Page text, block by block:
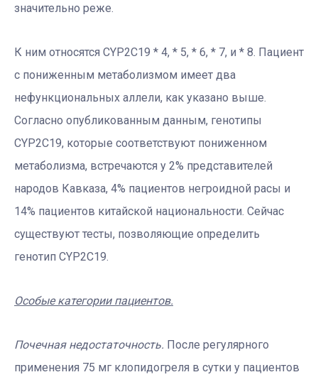
значительно реже.
К ним относятся CYP2C19 * 4, * 5, * 6, * 7, и * 8. Пациент
с пониженным метаболизмом имеет два
нефункциональных аллели, как указано выше.
Согласно опубликованным данным, генотипы
CYP2C19, которые соответствуют пониженном
метаболизма, встречаются у 2% представителей
народов Кавказа, 4% пациентов негроидной расы и
14% пациентов китайской национальности. Сейчас
существуют тесты, позволяющие определить
генотип CYP2C19.
Особые категории пациентов.
Почечная недостаточность. После регулярного
применения 75 мг клопидогреля в сутки у пациентов